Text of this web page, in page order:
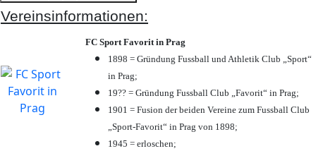
Vereinsinformationen:
FC Sport Favorit in Prag
1898 = Gründung Fussball und Athletik Club „Sport“
in Prag;
19?? = Gründung Fussball Club „Favorit“ in Prag;
1901 = Fusion der beiden Vereine zum Fussball Club
„Sport-Favorit“ in Prag von 1898;
1945 = erloschen;